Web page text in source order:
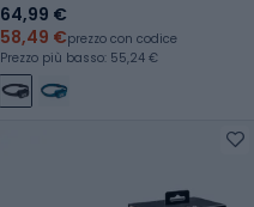
64,99 €
58,49 €prezzo con codice
Prezzo più basso: 55,24 €